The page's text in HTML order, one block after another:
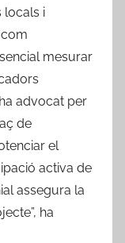
locals i
mesurar
advocat per
de
el
activa de
assegura la
ha